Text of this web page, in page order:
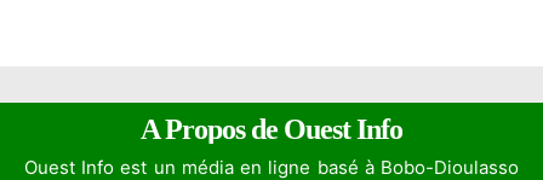
A Propos de Ouest Info
Ouest Info est un média en ligne basé à Bobo-Dioulasso